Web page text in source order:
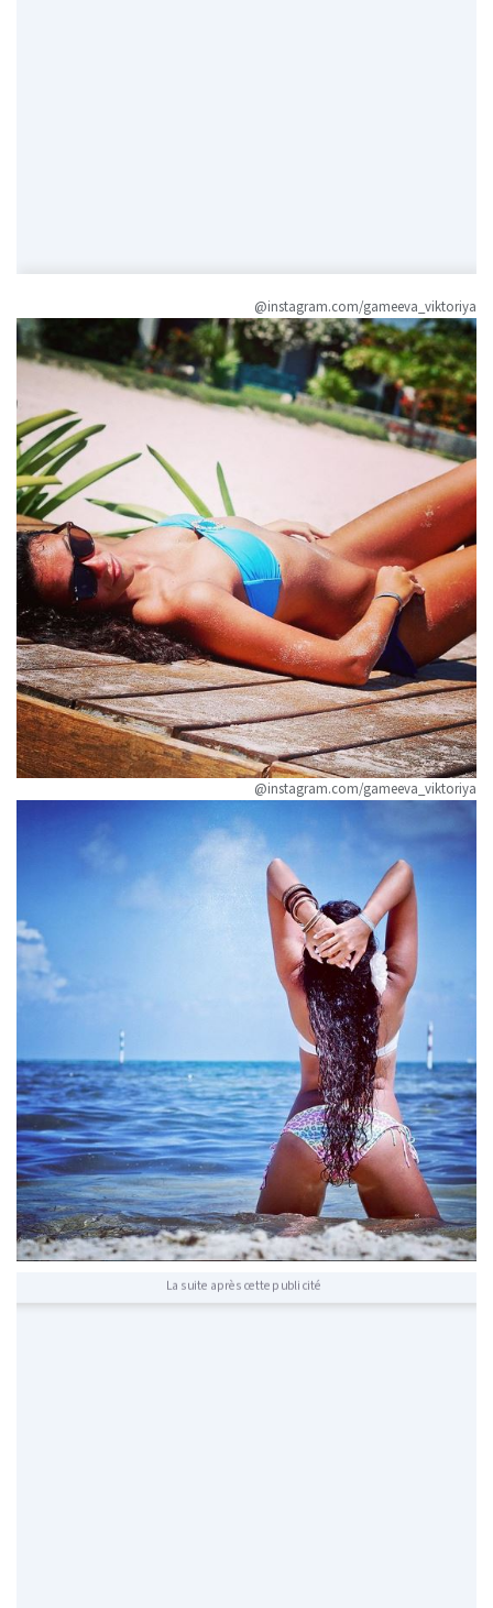
@instagram.com/gameeva_viktoriya
@instagram.com/gameeva_viktoriya
La suite après cette publicité